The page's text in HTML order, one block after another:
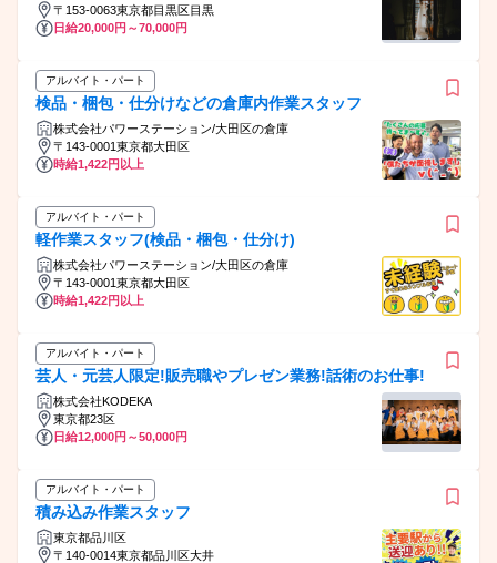
〒153-0063東京都目黒区目黒
日給20,000円～70,000円
アルバイト・パート
検品・梱包・仕分けなどの倉庫内作業スタッフ
株式会社パワーステーション/大田区の倉庫
〒143-0001東京都大田区
時給1,422円以上
アルバイト・パート
軽作業スタッフ(検品・梱包・仕分け)
株式会社パワーステーション/大田区の倉庫
〒143-0001東京都大田区
時給1,422円以上
アルバイト・パート
芸人・元芸人限定!販売職やプレゼン業務!話術のお仕事!
株式会社KODEKA
東京都23区
日給12,000円～50,000円
アルバイト・パート
積み込み作業スタッフ
東京都品川区
〒140-0014東京都品川区大井